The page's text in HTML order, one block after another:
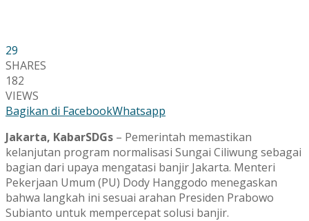
29
SHARES
182
VIEWS
Bagikan di FacebookWhatsapp
Jakarta, KabarSDGs – Pemerintah memastikan
kelanjutan program normalisasi Sungai Ciliwung sebagai
bagian dari upaya mengatasi banjir Jakarta. Menteri
Pekerjaan Umum (PU) Dody Hanggodo menegaskan
bahwa langkah ini sesuai arahan Presiden Prabowo
Subianto untuk mempercepat solusi banjir.